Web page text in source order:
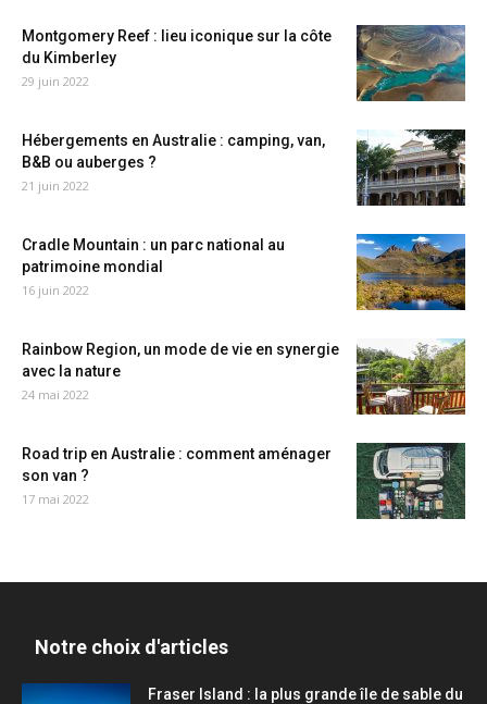
Montgomery Reef : lieu iconique sur la côte
du Kimberley
29 juin 2022
Hébergements en Australie : camping, van,
B&B ou auberges ?
21 juin 2022
Cradle Mountain : un parc national au
patrimoine mondial
16 juin 2022
Rainbow Region, un mode de vie en synergie
avec la nature
24 mai 2022
Road trip en Australie : comment aménager
son van ?
17 mai 2022
Notre choix d'articles
Fraser Island : la plus grande île de sable du